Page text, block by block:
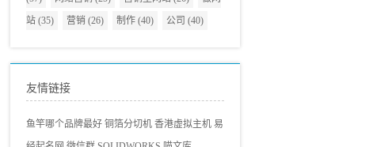
站 (35) 营销 (26) 制作 (40) 公司 (40)
友情链接
鱼竿哪个品牌最好 铜箔分切机 香港虚拟主机 易